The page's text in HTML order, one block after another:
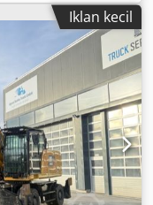
52.800 kg
Iklan kecil